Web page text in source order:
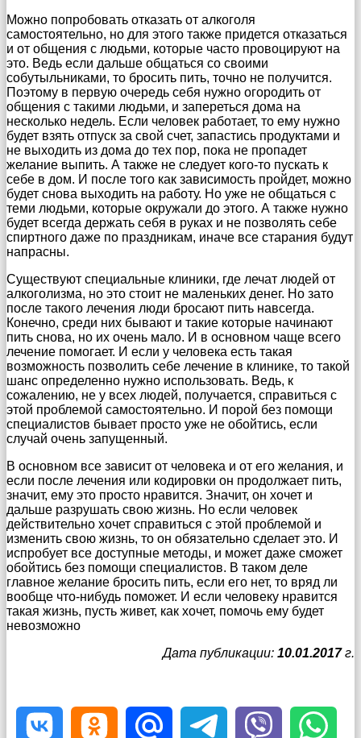
Можно попробовать отказать от алкоголя
самостоятельно, но для этого также придется отказаться
и от общения с людьми, которые часто провоцируют на
это. Ведь если дальше общаться со своими
собутыльниками, то бросить пить, точно не получится.
Поэтому в первую очередь себя нужно огородить от
общения с такими людьми, и запереться дома на
несколько недель. Если человек работает, то ему нужно
будет взять отпуск за свой счет, запастись продуктами и
не выходить из дома до тех пор, пока не пропадет
желание выпить. А также не следует кого-то пускать к
себе в дом. И после того как зависимость пройдет, можно
будет снова выходить на работу. Но уже не общаться с
теми людьми, которые окружали до этого. А также нужно
будет всегда держать себя в руках и не позволять себе
спиртного даже по праздникам, иначе все старания будут
напрасны.
Существуют специальные клиники, где лечат людей от
алкоголизма, но это стоит не маленьких денег. Но зато
после такого лечения люди бросают пить навсегда.
Конечно, среди них бывают и такие которые начинают
пить снова, но их очень мало. И в основном чаще всего
лечение помогает. И если у человека есть такая
возможность позволить себе лечение в клинике, то такой
шанс определенно нужно использовать. Ведь, к
сожалению, не у всех людей, получается, справиться с
этой проблемой самостоятельно. И порой без помощи
специалистов бывает просто уже не обойтись, если
случай очень запущенный.
В основном все зависит от человека и от его желания, и
если после лечения или кодировки он продолжает пить,
значит, ему это просто нравится. Значит, он хочет и
дальше разрушать свою жизнь. Но если человек
действительно хочет справиться с этой проблемой и
изменить свою жизнь, то он обязательно сделает это. И
испробует все доступные методы, и может даже сможет
обойтись без помощи специалистов. В таком деле
главное желание бросить пить, если его нет, то вряд ли
вообще что-нибудь поможет. И если человеку нравится
такая жизнь, пусть живет, как хочет, помочь ему будет
невозможно
Дата публикации: 10.01.2017г.